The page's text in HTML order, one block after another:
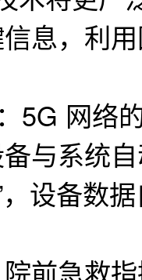
息，利
5G 网络
与系统
，设备数
前急救